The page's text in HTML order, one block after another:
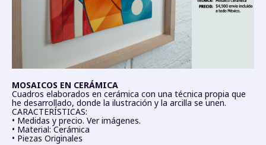
MOSAICOS EN CERÁMICA
Cuadros elaborados en cerámica con una técnica propia que
he desarrollado, donde la ilustración y la arcilla se unen.
CARACTERÍSTICAS:
• Medidas y precio. Ver imágenes.
• Material: Cerámica
• Piezas Originales